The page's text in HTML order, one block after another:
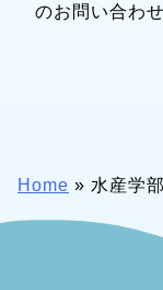
のお問い合わ
Home » 水産学